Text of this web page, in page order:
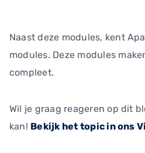
Naast deze modules, kent
modules. Deze modules
compleet.
Wil je graag reageren op dit
kan! Bekijk het topic in ons